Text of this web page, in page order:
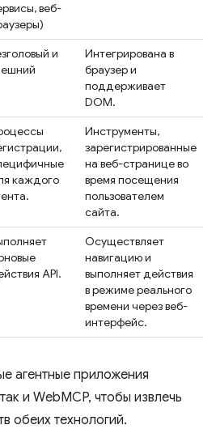
веб-
и
Интегрирована в
браузер и
поддерживает
DOM.
каждого
Инструменты,
зарегистрированные
на веб-странице во
время посещения
пользователем
сайта.
API.
Осуществляет
навигацию и
выполняет действия
в режиме реального
времени через веб-
интерфейс.
агентные приложения
и WebMCP, чтобы извлечь
обеих технологий.